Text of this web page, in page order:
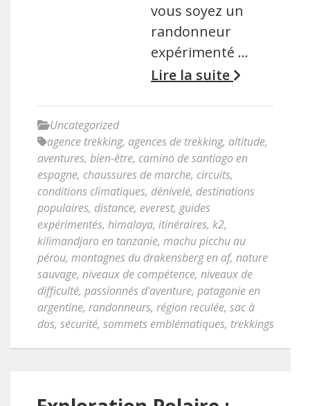
vous soyez un
randonneur
expérimenté …
Lire la suite
Uncategorized
agence trekking, agences de trekking, altitude,
aventures, bien-être, camino de santiago en
espagne, chaussures de marche, circuits,
conditions climatiques, dénivelé, destinations
populaires, distance, everest, guides
expérimentés, himalaya, itinéraires, k2,
kilimandjaro en tanzanie, machu picchu au
pérou, montagnes du drakensberg en af, nature
sauvage, niveaux de compétence, niveaux de
difficulté, passionnés d'aventure, patagonie en
argentine, randonneurs, région reculée, sac à
dos, sécurité, sommets emblématiques, trekkings